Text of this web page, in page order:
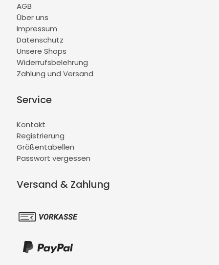
AGB
Über uns
Impressum
Datenschutz
Unsere Shops
Widerrufsbelehrung
Zahlung und Versand
Service
Kontakt
Registrierung
Größentabellen
Passwort vergessen
Versand & Zahlung